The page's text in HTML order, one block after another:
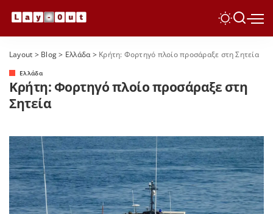
Layout > Blog> Ελλάδα> Κρήτη: Φορτηγό πλοίο προσάραξε στη Σητεία
Ελλάδα
Κρήτη: Φορτηγό πλοίο προσάραξε στη
Σητεία